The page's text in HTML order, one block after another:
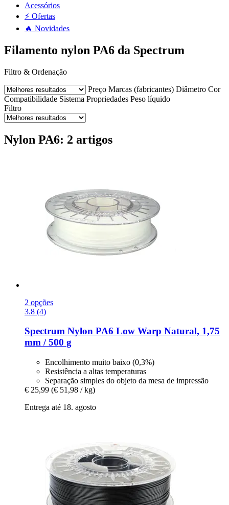
Acessórios
⚡ Ofertas
🔥 Novidades
Filamento nylon PA6 da Spectrum
Filtro & Ordenação
Preço Marcas (fabricantes) Diâmetro Cor
Compatibilidade Sistema Propriedades Peso líquido
Filtro
Nylon PA6: 2 artigos
2 opções
3.8 (4)
Spectrum Nylon PA6 Low Warp Natural, 1,75
mm / 500 g
Encolhimento muito baixo (0,3%)
Resistência a altas temperaturas
Separação simples do objeto da mesa de impressão
€ 25,99 (€ 51,98 / kg)
Entrega até 18. agosto